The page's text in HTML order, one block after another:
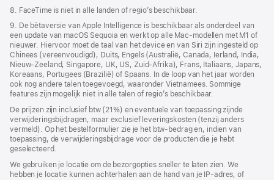
8. FaceTime is niet in alle landen of regio’s beschikbaar.
9. De bètaversie van Apple Intelligence is beschikbaar als onderdeel van
een update van macOS Sequoia en werkt op alle Mac-modellen met M1 of
nieuwer. Hiervoor moet de taal van het device en van Siri zijn ingesteld op
Chinees (vereenvoudigd), Duits, Engels (Australië, Canada, Ierland, India,
Nieuw-Zeeland, Singapore, UK, US, Zuid-Afrika), Frans, Italiaans, Japans,
Koreaans, Portugees (Brazilië) of Spaans. In de loop van het jaar worden
ook nog andere talen toegevoegd, waaronder Vietnamees. Sommige
features zijn mogelijk niet in alle talen of regio’s beschikbaar.
De prijzen zijn inclusief btw (21%) en eventuele van toepassing zijnde
verwijderingsbijdragen, maar exclusief leveringskosten (tenzij anders
vermeld). Op het bestelformulier zie je het btw-bedrag en, indien van
toepassing, de verwijderingsbijdrage voor de producten die je hebt
geselecteerd.
We gebruiken je locatie om de bezorgopties sneller te laten zien. We
hebben je locatie kunnen achterhalen aan de hand van je IP-adres, of